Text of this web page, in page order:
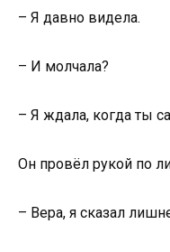
– Я давно видела.
– И молчала?
– Я ждала, когда ты
Он провёл рукой по
– Вера, я сказал